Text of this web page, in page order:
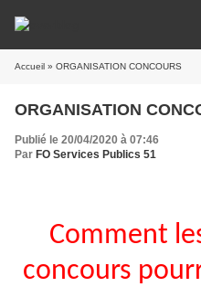
Accueil » ORGANISATION CONCOURS
ORGANISATION
Publié le 20/04/2020 à 07:46
Par FO Services Publics 51
Comment
concours